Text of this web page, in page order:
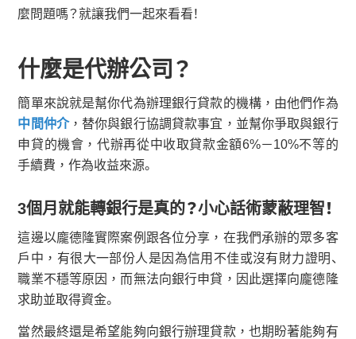
麼問題嗎？就讓我們一起來看看！
什麼是代辦公司？
簡單來說就是幫你代為辦理銀行貸款的機構，由他們作為
中間仲介，替你與銀行協調貸款事宜，並幫你爭取與銀行
申貸的機會，代辦再從中收取貸款金額6%－10%不等的
手續費，作為收益來源。
3個月就能轉銀行是真的？小心話術蒙蔽理智！
這邊以龐德隆實際案例跟各位分享，在我們承辦的眾多客
戶中，有很大一部份人是因為信用不佳或沒有財力證明、
職業不穩等原因，而無法向銀行申貸，因此選擇向龐德隆
求助並取得資金。
當然最終還是希望能夠向銀行辦理貸款，也期盼著能夠有